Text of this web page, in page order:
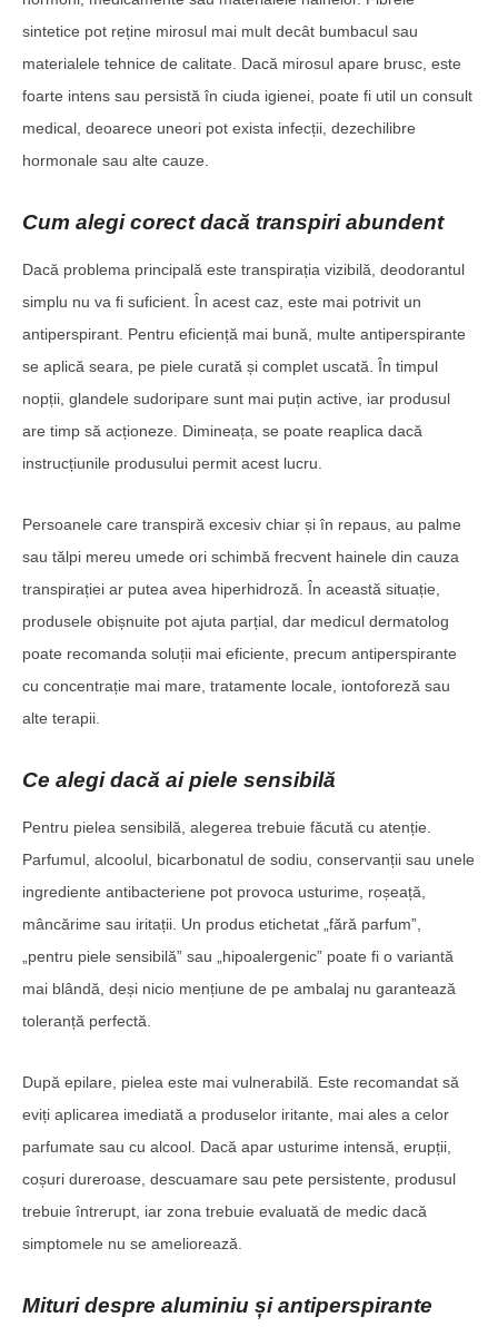
sintetice pot reține mirosul mai mult decât bumbacul sau
materialele tehnice de calitate. Dacă mirosul apare brusc, este
foarte intens sau persistă în ciuda igienei, poate fi util un consult
medical, deoarece uneori pot exista infecții, dezechilibre
hormonale sau alte cauze.
Cum alegi corect dacă transpiri abundent
Dacă problema principală este transpirația vizibilă, deodorantul
simplu nu va fi suficient. În acest caz, este mai potrivit un
antiperspirant. Pentru eficiență mai bună, multe antiperspirante
se aplică seara, pe piele curată și complet uscată. În timpul
nopții, glandele sudoripare sunt mai puțin active, iar produsul
are timp să acționeze. Dimineața, se poate reaplica dacă
instrucțiunile produsului permit acest lucru.
Persoanele care transpiră excesiv chiar și în repaus, au palme
sau tălpi mereu umede ori schimbă frecvent hainele din cauza
transpirației ar putea avea hiperhidroză. În această situație,
produsele obișnuite pot ajuta parțial, dar medicul dermatolog
poate recomanda soluții mai eficiente, precum antiperspirante
cu concentrație mai mare, tratamente locale, iontoforeză sau
alte terapii.
Ce alegi dacă ai piele sensibilă
Pentru pielea sensibilă, alegerea trebuie făcută cu atenție.
Parfumul, alcoolul, bicarbonatul de sodiu, conservanții sau unele
ingrediente antibacteriene pot provoca usturime, roșeață,
mâncărime sau iritații. Un produs etichetat „fără parfum”,
„pentru piele sensibilă” sau „hipoalergenic” poate fi o variantă
mai blândă, deși nicio mențiune de pe ambalaj nu garantează
toleranță perfectă.
După epilare, pielea este mai vulnerabilă. Este recomandat să
eviți aplicarea imediată a produselor iritante, mai ales a celor
parfumate sau cu alcool. Dacă apar usturime intensă, erupții,
coșuri dureroase, descuamare sau pete persistente, produsul
trebuie întrerupt, iar zona trebuie evaluată de medic dacă
simptomele nu se ameliorează.
Mituri despre aluminiu și antiperspirante